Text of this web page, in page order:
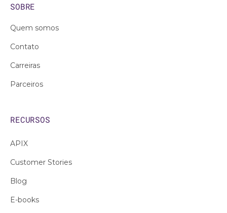
SOBRE
Quem somos
Contato
Carreiras
Parceiros
RECURSOS
APIX
Customer Stories
Blog
E-books